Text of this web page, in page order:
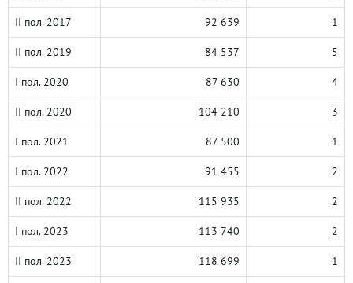
II пол. 2017 92 639 1
II пол. 2019 84 537 5
I пол. 2020 87 630 4
II пол. 2020 104 210 3
I пол. 2021 87 500 1
I пол. 2022 91 455 2
II пол. 2022 115 935 2
I пол. 2023 113 740 2
II пол. 2023 118 699 1